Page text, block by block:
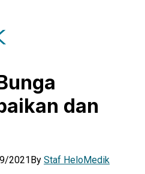
dan
2021By Staf HeloMedik